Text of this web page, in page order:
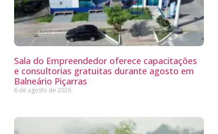
Sala do Empreendedor oferece capacitações
e consultorias gratuitas durante agosto em
Balneário Piçarras
6 de agosto de 2026